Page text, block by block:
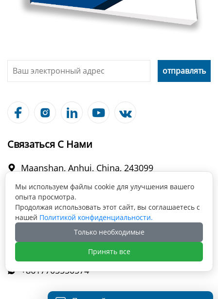
    
Связаться С Нами
 Maanshan, Anhui, China, 243099
 info@fabmax.cn
+86 177 0555 0574
 +8617705550574
Мы используем файлы cookie для улучшения вашего
опыта просмотра.
Продолжая использовать этот сайт, вы соглашаетесь с
нашей Политикой конфиденциальности.
Только необходимые
Принять все